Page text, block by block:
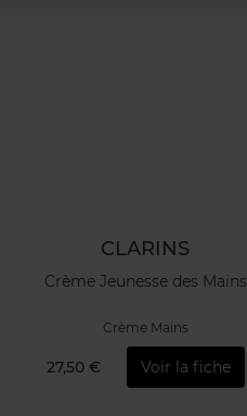
CLARINS
Crème Jeunesse des Mains
Crème Mains
27,50 € Voir la fiche